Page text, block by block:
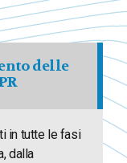
delle
in tutte le fasi
dalla